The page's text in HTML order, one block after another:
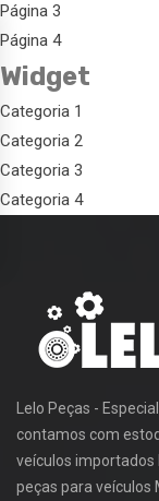
Página 3
Página 4
Widget
Categoria 1
Categoria 2
Categoria 3
Categoria 4
Lelo Peças -
contamos com
veículos importados
peças para veículos